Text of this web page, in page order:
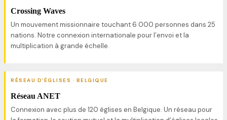
Crossing Waves
Un mouvement missionnaire touchant 6 000 personnes dans 25
nations. Notre connexion internationale pour l’envoi et la
multiplication à grande échelle.
RÉSEAU D’ÉGLISES · BELGIQUE
Réseau ANET
Connexion avec plus de 120 églises en Belgique. Un réseau pour